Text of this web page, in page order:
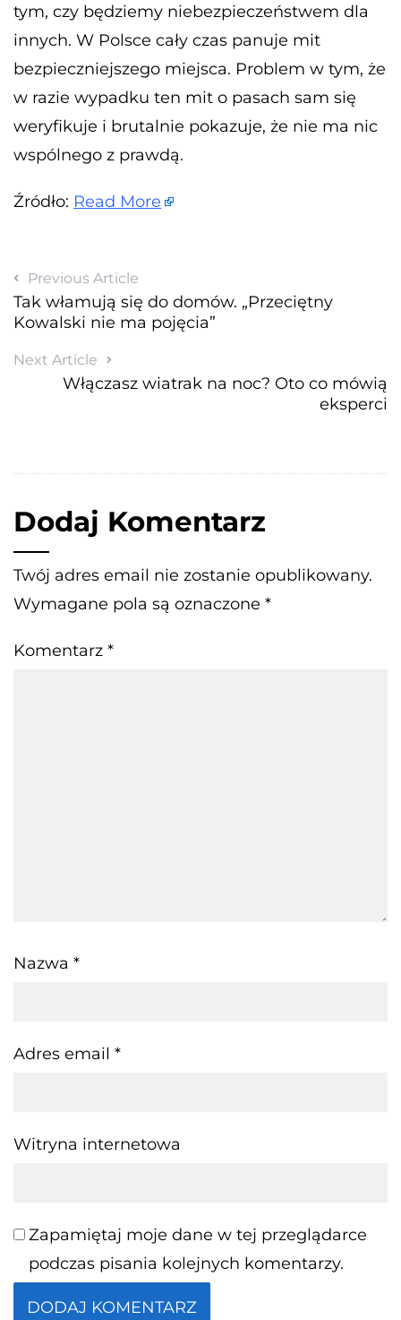
tym, czy będziemy niebezpieczeństwem dla
innych. W Polsce cały czas panuje mit
bezpieczniejszego miejsca. Problem w tym, że
w razie wypadku ten mit o pasach sam się
weryfikuje i brutalnie pokazuje, że nie ma nic
wspólnego z prawdą.
Źródło: Read More
Previous Article
Tak włamują się do domów. „Przeciętny
Kowalski nie ma pojęcia”
Next Article
Włączasz wiatrak na noc? Oto co mówią
eksperci
Dodaj Komentarz
Twój adres email nie zostanie opublikowany.
Wymagane pola są oznaczone *
Komentarz *
Nazwa *
Adres email *
Witryna internetowa
Zapamiętaj moje dane w tej przeglądarce
podczas pisania kolejnych komentarzy.